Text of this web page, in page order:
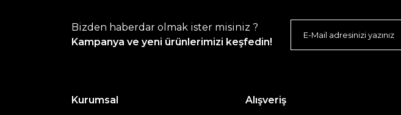
Bizden haberdar olmak ister misiniz ?
Kampanya ve yeni ürünlerimizi keşfedin!
Kurumsal Alışveriş